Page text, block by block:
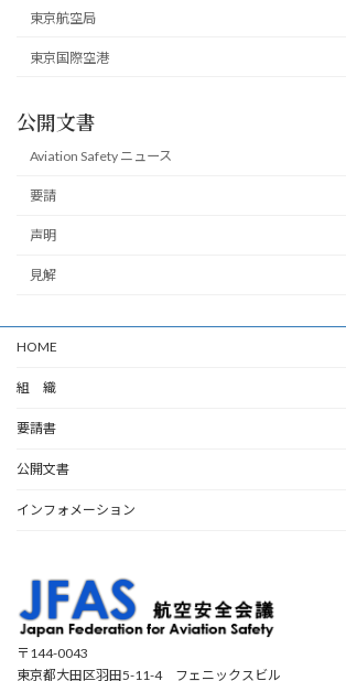
東京航空局
東京国際空港
公開文書
Aviation Safety ニュース
要請
声明
見解
HOME
組 織
要請書
公開文書
インフォメーション
〒144-0043
東京都大田区羽田5-11-4 フェニックスビル